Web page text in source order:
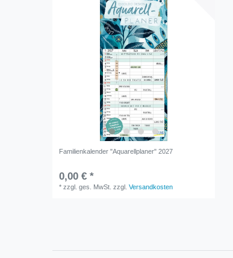
Familienkalender "Aquarellplaner" 2027
0,00 € *
*zzgl. ges. MwSt. zzgl.Versandkosten